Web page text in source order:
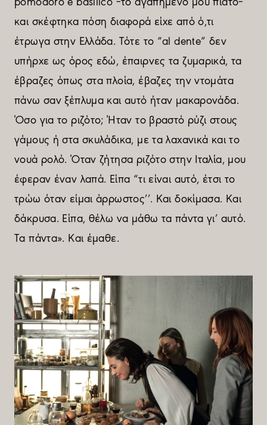
και σκέφτηκα πόση διαφορά είχε από ό,τι
έτρωγα στην Ελλάδα. Τότε το “al dente” δεν
υπήρχε ως όρος εδώ, έπαιρνες τα ζυµαρικά, τα
έβραζες όπως στα πλοία, έβαζες την ντοµάτα
πάνω σαν ξέπλυµα και αυτό ήταν µακαρονάδα.
Όσο για το ριζότο; Ήταν το βραστό ρύζι στους
γάµους ή στα σκυλάδικα, µε τα λαχανικά και το
νουά ρολό. Όταν ζήτησα ριζότο στην Ιταλία, µου
έφεραν έναν λαπά. Είπα “τι είναι αυτό, έτσι το
τρώω όταν είµαι άρρωστος’’. Και δοκίµασα. Και
δάκρυσα. Είπα, θέλω να µάθω τα πάντα γι’ αυτό.
Τα πάντα». Και έµαθε.